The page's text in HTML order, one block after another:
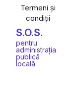
Termeni și
condiții
S.O.S.
pentru
administrația
publică
locală